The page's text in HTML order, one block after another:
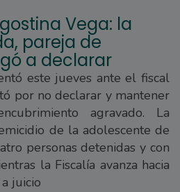
Vega: la
pareja de
a declarar
este jueves ante el fiscal
por no declarar y mantener
agravado. La
de la adolescente de
personas detenidas y con
la Fiscalía avanza hacia
juicio